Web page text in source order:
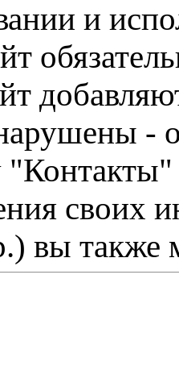
и
-
"Контакты"
своих
вы также